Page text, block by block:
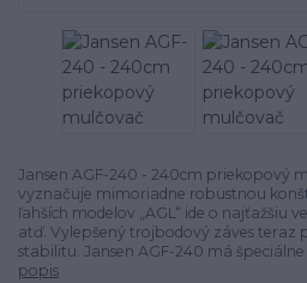
Jansen AGF-240 - 240cm priekopový
vyznačuje mimoriadne robustnou
ľahších modelov „AGL“ ide o najťažšiu
atď. Vylepšený trojbodový záves teraz
stabilitu. Jansen AGF-240 má
popis